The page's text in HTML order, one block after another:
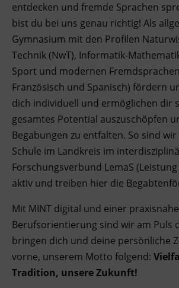
entdecken und fremde Sprachen
bist du bei uns genau richtig! Als
Gymnasium mit den Profilen
Technik (NwT), Informatik-
Sport und modernen
Französisch und Spanisch) fördern
dich individuell und ermöglichen dir
gesamtes Potential auszuschöpfen
Begabungen zu entfalten. So sind
Schule im Landkreis im
Forschungsverbund LemaS
aktiv und treiben hier die
Mit MINT digital und einer
Berufsorientierung sind wir am Puls
bringen dich und deine persönliche
vorne, unserem Motto folgend:
Tradition, unsere Zukunft!